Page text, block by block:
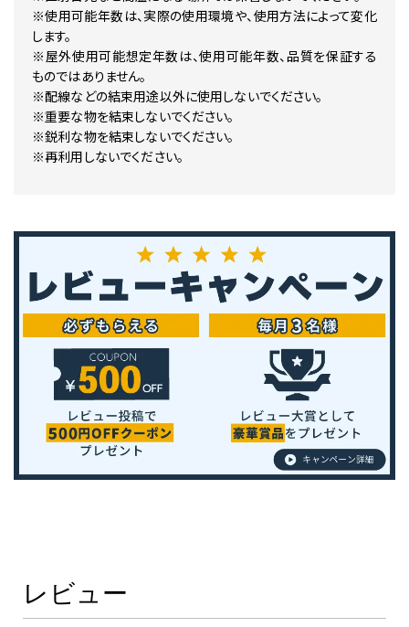
※使用可能年数は、実際の使用環境や、使用方法によって変化
します。
※屋外使用可能想定年数は、使用可能年数、品質を保証する
ものではありません。
※配線などの結束用途以外に使用しないでください。
※重要な物を結束しないでください。
※鋭利な物を結束しないでください。
※再利用しないでください。
レビュー